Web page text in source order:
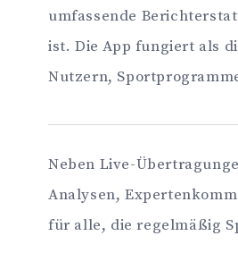
umfassende
ist. Die App fungiert als
Nutzern,
Neben Live-
Analysen,
für alle, die regelmäßig